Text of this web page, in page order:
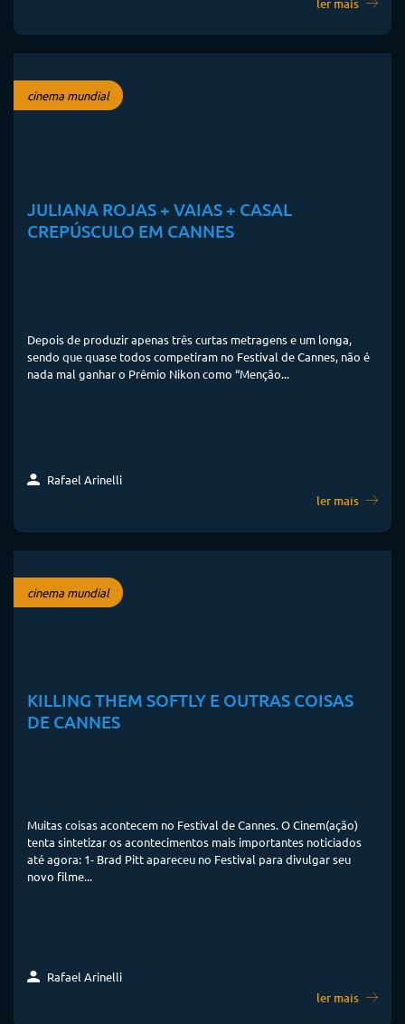
ler mais
cinema mundial
JULIANA ROJAS + VAIAS + CASAL
CREPÚSCULO EM CANNES
Depois de produzir apenas três curtas metragens e um longa,
sendo que quase todos competiram no Festival de Cannes, não é
nada mal ganhar o Prêmio Nikon como “Menção...
Rafael Arinelli
ler mais
cinema mundial
KILLING THEM SOFTLY E OUTRAS COISAS
DE CANNES
Muitas coisas acontecem no Festival de Cannes. O Cinem(ação)
tenta sintetizar os acontecimentos mais importantes noticiados
até agora: 1- Brad Pitt apareceu no Festival para divulgar seu
novo filme...
Rafael Arinelli
ler mais